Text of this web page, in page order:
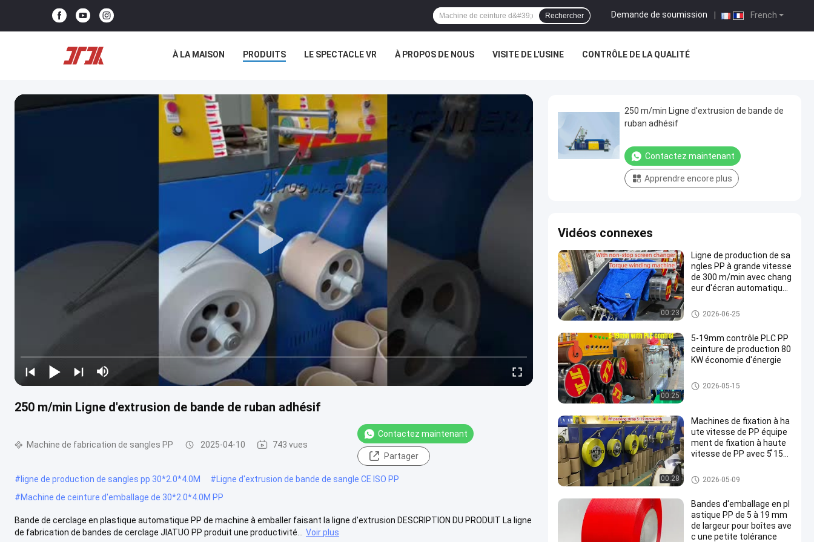
French
Demande de soumission
Rechercher
À LA MAISON PRODUITS LE SPECTACLE VR À PROPOS DE NOUS VISITE DE L'USINE CONTRÔLE DE LA QUALITÉ
250 m/min Ligne d'extrusion de bande de ruban adhésif
Machine de fabrication de sangles PP 2025-04-10 743 vues
Contactez maintenant
Partager
#ligne de production de sangles pp 30*2.0*4.0M #Ligne d'extrusion de bande de sangle CE ISO PP
#Machine de ceinture d'emballage de 30*2.0*4.0M PP
Bande de cerclage en plastique automatique PP de machine à emballer faisant la ligne d'extrusion DESCRIPTION DU PRODUIT La ligne
de fabrication de bandes de cerclage JIATUO PP produit une productivité...
Voir plus
250 m/min Ligne d'extrusion de bande de
ruban adhésif
Contactez maintenant
Apprendre encore plus
Vidéos connexes
00:23
Ligne de production de sa
ngles PP à grande vitesse
de 300 m/min avec chang
eur d'écran automatique
indre
Machine de fabrication de san
gles PP
2026-06-25
00:25
5-19mm contrôle PLC PP
ceinture de production 80
KW économie d'énergie
Machine de fabrication de san
gles PP
2026-05-15
00:28
Machines de fixation à ha
ute vitesse de PP équipe
ment de fixation à haute
vitesse de PP avec 5 ̊15
emières de polypropylène
de PP
Machine de fabrication de san
gles PP
2026-05-09
Bandes d'emballage en pl
astique PP de 5 à 19 mm
de largeur pour boîtes ave
c une petite tolérance